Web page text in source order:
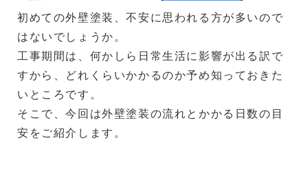
初めての外壁塗装、不安に思われる方が多いので
はないでしょうか。
工事期間は、何かしら日常生活に影響が出る訳で
すから、どれくらいかかるのか予め知っておきた
いところです。
そこで、今回は外壁塗装の流れとかかる日数の目
安をご紹介します。